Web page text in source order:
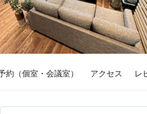
コワーキング運営DXシステム
E Solution
トピックス
約（個室・会議室） アクセス レ